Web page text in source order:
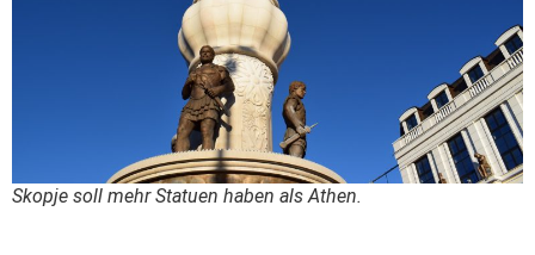
Skopje soll mehr Statuen haben als Athen.